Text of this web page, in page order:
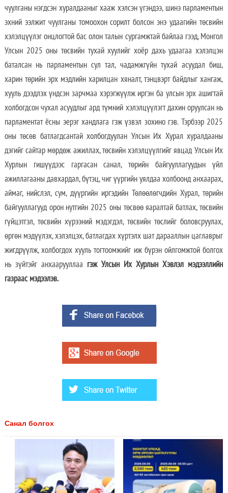
чуулганы нэгдсэн хуралдааныг хааж хэлсэн үгэндээ, шинэ парламентын
эхний ээлжит чуулганы томоохон сорилт болсон энэ удаагийн төсвийн
хэлэлцүүлэг онцлогтой бас олон талын сургамжтай байлаа гээд, Монгол
Улсын 2025 оны төсвийн тухай хуулийг хоёр дахь удаагаа хэлэлцэн
баталсан нь парламентын сул тал, чадамжгүйн тухай асуудал биш,
харин төрийн эрх мэдлийн харилцан хяналт, тэнцвэрт байдлыг хангаж,
хууль дээдлэх үндсэн зарчмаа хэрэгжүүлж иргэн ба улсын эрх ашигтай
холбогдсон чухал асуудлыг ард түмний хэлэлцүүлэгт дахин оруулсан нь
парламентат ёсны эерэг хандлага гэж үзвэл зохино гэв. Тэрбээр 2025
оны төсөв батлагдсантай холбогдуулан Улсын Их Хурал хуралдааны
дэгийг сайтар мөрдөж ажиллах, төсвийн хэлэлцүүлгийг явцад Улсын Их
Хурлын гишүүдээс гаргасан санал, төрийн байгууллагуудын үйл
ажиллагааны давхардал, бүтэц, чиг үүргийн уялдаа холбоонд анхаарах,
аймаг, нийслэл, сум, дүүргийн иргэдийн Төлөөлөгчдийн Хурал, төрийн
байгууллагууд орон нутгийн 2025 оны төсвөө яаралтай батлах, төсвийн
гүйцэтгэл, төсвийн хүрээний мэдэгдэл, төсвийн төслийг боловсруулах,
өргөн мэдүүлэх, хэлэлцэх, батлагдах хүртэлх шат дарааллын цаглаврыг
жигдрүүлж, холбогдох хууль тогтоомжийг иж бүрэн ойлгомжтой болгох
нь зүйтэйг анхаарууллаа гэж Улсын Их Хурлын Хэвлэл мэдээллийн
газраас мэдээлэв.
Санал болгох